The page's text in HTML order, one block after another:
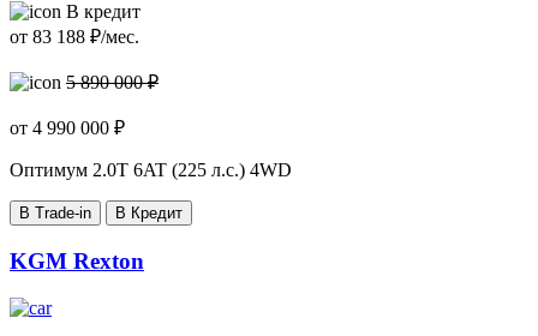
В кредит
от 83 188 ₽/мес.
5 890 000 ₽
от 4 990 000 ₽
Оптимум 2.0T 6AT (225 л.с.) 4WD
В Trade-in В Кредит
KGM Rexton